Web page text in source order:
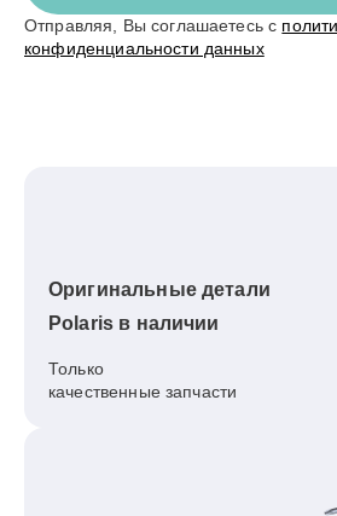
Отправляя, Вы соглашаетесь с
конфиденциальности данных
Оригинальные детали
Polaris в наличии
Только
качественные запчасти